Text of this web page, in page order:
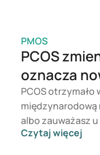
case-studies-from-
https://
2/ckad160.1216/
PMOS
PCOS
oznacza
PCOS otrzymało
międzynarodową
albo zauważasz
wskazywać? Z
Czytaj więcej